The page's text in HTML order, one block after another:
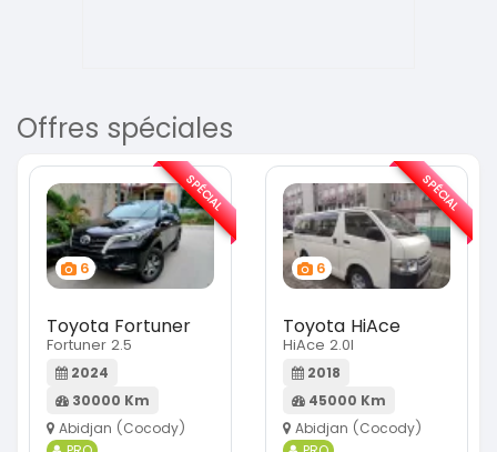
Offres spéciales
6
Toyota Fortuner
Fortuner 2.5
2024
30000 Km
Abidjan (Cocody)
SPÉCIAL
6
Toyota HiAce
HiAce 2.0l
2018
45000 Km
Abidjan (Cocody)
SPÉCIAL